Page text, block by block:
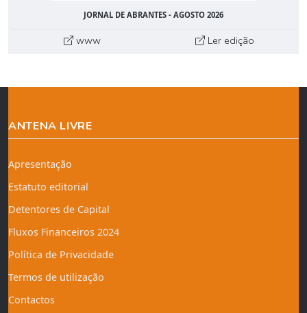
JORNAL DE ABRANTES - AGOSTO 2026
www Ler edição
ANTENA LIVRE
Apresentação
Estatuto editorial
Detentores de Capital
Fluxos Financeiros 2024
Política de Privacidade
Termos de utilização
Contactos